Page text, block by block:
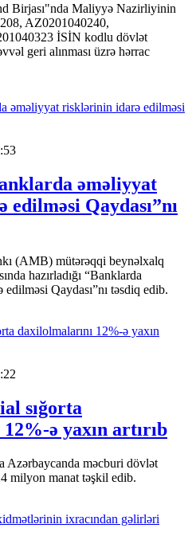
Birjası"nda Maliyyə Nazirliyinin
AZ0201040240,
İSİN kodlu dövlət
geri alınması üzrə hərrac
əməliyyat
Qaydası”nı
(AMB) mütərəqqi beynəlxalq
hazırladığı “Banklarda
Qaydası”nı təsdiq edib.
sığorta
ə yaxın artırıb
Azərbaycanda məcburi dövlət
milyon manat təşkil edib.